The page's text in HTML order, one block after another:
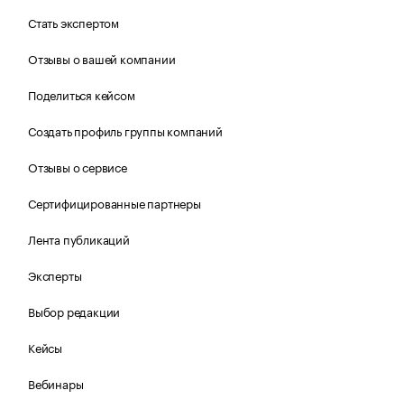
Стать экспертом
Отзывы о вашей компании
Поделиться кейсом
Создать профиль группы компаний
Отзывы о сервисе
Сертифицированные партнеры
Лента публикаций
Эксперты
Выбор редакции
Кейсы
Вебинары